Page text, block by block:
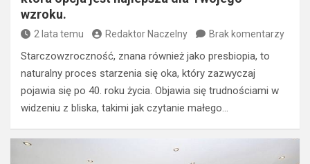
wzroku.
2 lata temu Redaktor Naczelny Brak komentarzy
Starczowzroczność, znana również jako presbiopia, to
naturalny proces starzenia się oka, który zazwyczaj
pojawia się po 40. roku życia. Objawia się trudnościami w
widzeniu z bliska, takimi jak czytanie małego…